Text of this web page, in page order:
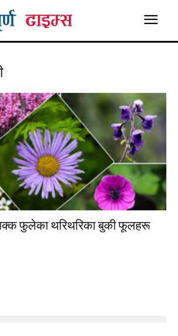
फुलेका थरिथरिका बुकी फूलहरू